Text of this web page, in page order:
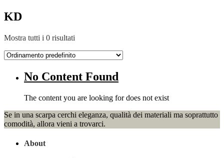
KD
Mostra tutti i 0 risultati
No Content Found
The content you are looking for does not exist
Se in una scarpa cerchi eleganza, qualità dei materiali ma soprattutto
comodità, allora vieni a trovarci.
About